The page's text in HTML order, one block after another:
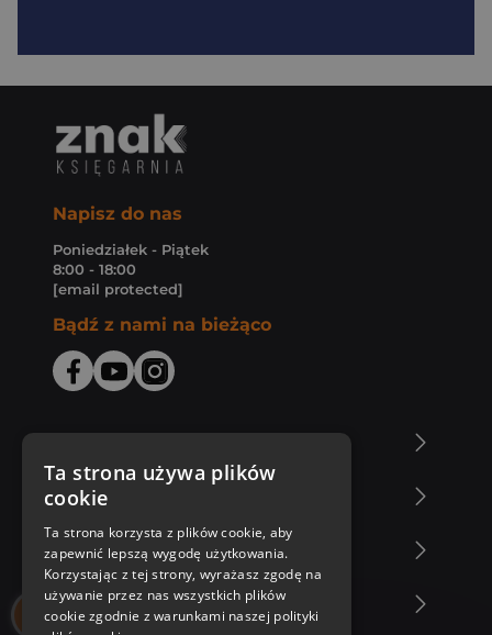
Napisz do nas
Poniedziałek - Piątek
8:00 - 18:00
[email protected]
Bądź z nami na bieżąco
Zakupy u nas
Nasza oferta
Nasi autorzy
Ta strona używa plików
cookie
Ta strona korzysta z plików cookie, aby
zapewnić lepszą wygodę użytkowania.
Korzystając z tej strony, wyrażasz zgodę na
używanie przez nas wszystkich plików
cookie zgodnie z warunkami naszej polityki